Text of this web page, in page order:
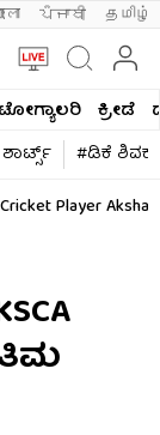
ਪੰਜਾਬੀ தமிழ்
ಕ್ರೀಡೆ
ಶಾರ್ಟ್ಸ್​
#ಡಿಕೆ
Player